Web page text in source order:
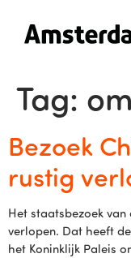
Tag:
Bezoek
rustig
Het staatsbezoek van
verlopen. Dat heeft
het Koninklijk Paleis